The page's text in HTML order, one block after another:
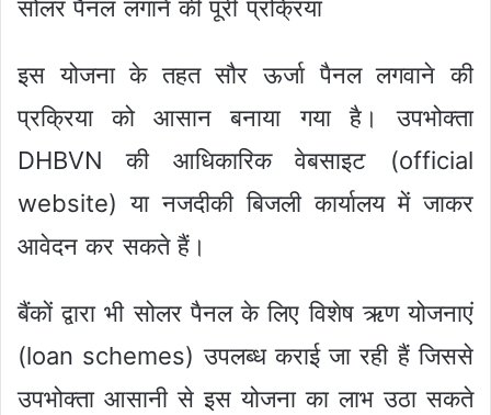
सोलर पैनल लगाने की पूरी प्रक्रिया
इस योजना के तहत सौर ऊर्जा पैनल लगवाने की
प्रक्रिया को आसान बनाया गया है। उपभोक्ता
DHBVN की आधिकारिक वेबसाइट (official
website) या नजदीकी बिजली कार्यालय में जाकर
आवेदन कर सकते हैं।
बैंकों द्वारा भी सोलर पैनल के लिए विशेष ऋण योजनाएं
(loan schemes) उपलब्ध कराई जा रही हैं जिससे
उपभोक्ता आसानी से इस योजना का लाभ उठा सकते